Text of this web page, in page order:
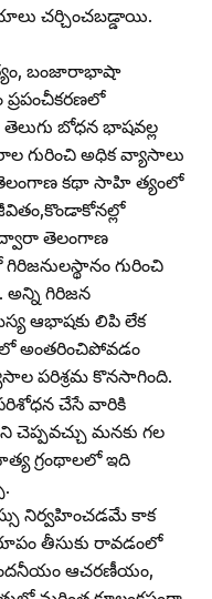
చర్చించబడ్డాయి.
బంజారాభాషా
ప్రపంచీకరణలో
బోధన భాషవల్ల
గురించి అధిక వ్యాసాలు
కథా సాహి త్యంలో
తెలంగాణ
గురించి
అన్ని గిరిజన
ఆభాషకు లిపి లేక
అంతరించిపోవడం
పరిశ్రమ కొనసాగింది.
చేసే వారికి
చెప్పవచ్చు మనకు గల
గ్రంథాలలో ఇది
నిర్వహించడమే కాక
తీసుకు రావడంలో
ఆచరణీయం,